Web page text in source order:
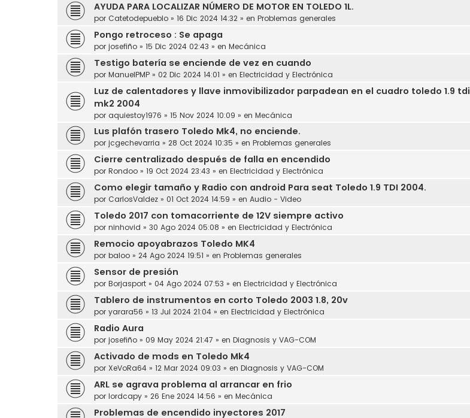
AYUDA PARA LOCALIZAR NÚMERO DE MOTOR EN TOLEDO 1L.
por Catetodepueblo » 16 Dic 2024 14:32 » en Problemas generales
Pongo retroceso : Se apaga
por josefiño » 15 Dic 2024 02:43 » en Mecánica
Testigo batería se enciende de vez en cuando
por ManuelPMP » 02 Dic 2024 14:01 » en Electricidad y Electrónica
Luz de calentadores y llave inmovibilizador parpadean en el cuadro toledo 1.9 tdi
mk2 2004
por aquiestoy1976 » 15 Nov 2024 10:09 » en Mecánica
Lus plafón trasero Toledo Mk4, no enciende.
por jcgechevarria » 28 Oct 2024 10:35 » en Problemas generales
Cierre centralizado después de falla en encendido
por Rondoo » 19 Oct 2024 23:43 » en Electricidad y Electrónica
Como elegir tamaño y Radio con android Para seat Toledo 1.9 TDI 2004.
por CarlosValdez » 01 Oct 2024 14:59 » en Audio - Video
Toledo 2017 con tomacorriente de 12V siempre activo
por ninhovid » 30 Ago 2024 05:08 » en Electricidad y Electrónica
Remocio apoyabrazos Toledo MK4
por baloo » 24 Ago 2024 19:51 » en Problemas generales
Sensor de presión
por Borjasport » 04 Ago 2024 07:53 » en Electricidad y Electrónica
Tablero de instrumentos en corto Toledo 2003 1.8, 20v
por yarara56 » 13 Jul 2024 21:04 » en Electricidad y Electrónica
Radio Aura
por josefiño » 09 May 2024 21:47 » en Diagnosis y VAG-COM
Activado de mods en Toledo Mk4
por XeVoRa64 » 12 Mar 2024 09:03 » en Diagnosis y VAG-COM
ARL se agrava problema al arrancar en frio
por lordcapy » 26 Ene 2024 14:56 » en Mecánica
Problemas de encendido inyectores 2017